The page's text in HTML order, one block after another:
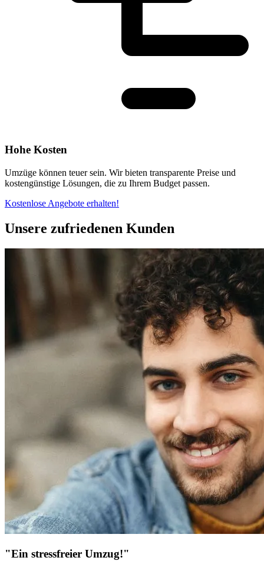
Hohe Kosten
Umzüge können teuer sein. Wir bieten transparente Preise und
kostengünstige Lösungen, die zu Ihrem Budget passen.
Kostenlose Angebote erhalten!
Unsere zufriedenen Kunden
"Ein stressfreier Umzug!"